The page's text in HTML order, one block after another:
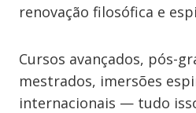
renovação filosófica e
Cursos avançados, pós-
mestrados, imersões
internacionais — tudo